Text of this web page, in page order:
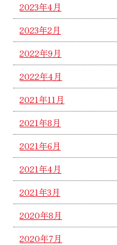
2023年4月
2023年2月
2022年9月
2022年4月
2021年11月
2021年8月
2021年6月
2021年4月
2021年3月
2020年8月
2020年7月